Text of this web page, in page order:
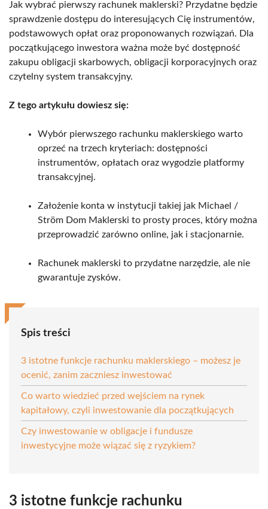
Jak wybrać pierwszy rachunek maklerski? Przydatne będzie
sprawdzenie dostępu do interesujących Cię instrumentów,
podstawowych opłat oraz proponowanych rozwiązań. Dla
początkującego inwestora ważna może być dostępność
zakupu obligacji skarbowych, obligacji korporacyjnych oraz
czytelny system transakcyjny.
Z tego artykułu dowiesz się:
Wybór pierwszego rachunku maklerskiego warto
oprzeć na trzech kryteriach: dostępności
instrumentów, opłatach oraz wygodzie platformy
transakcyjnej.
Założenie konta w instytucji takiej jak Michael /
Ström Dom Maklerski to prosty proces, który można
przeprowadzić zarówno online, jak i stacjonarnie.
Rachunek maklerski to przydatne narzędzie, ale nie
gwarantuje zysków.
Spis treści
3 istotne funkcje rachunku maklerskiego – możesz je
ocenić, zanim zaczniesz inwestować
Co warto wiedzieć przed wejściem na rynek
kapitałowy, czyli inwestowanie dla początkujących
Czy inwestowanie w obligacje i fundusze
inwestycyjne może wiązać się z ryzykiem?
3 istotne funkcje rachunku